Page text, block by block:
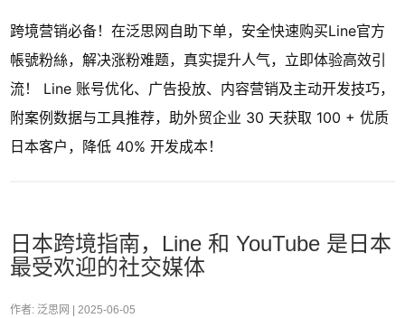
跨境营销必备！在泛思网自助下单，安全快速购买Line官方
帳號粉絲，解决涨粉难题，真实提升人气，立即体验高效引
流！ Line 账号优化、广告投放、内容营销及主动开发技巧，
附案例数据与工具推荐，助外贸企业 30 天获取 100 + 优质
日本客户，降低 40% 开发成本！
日本跨境指南，Line 和 YouTube 是日本
最受欢迎的社交媒体
作者: 泛思网 | 2025-06-05